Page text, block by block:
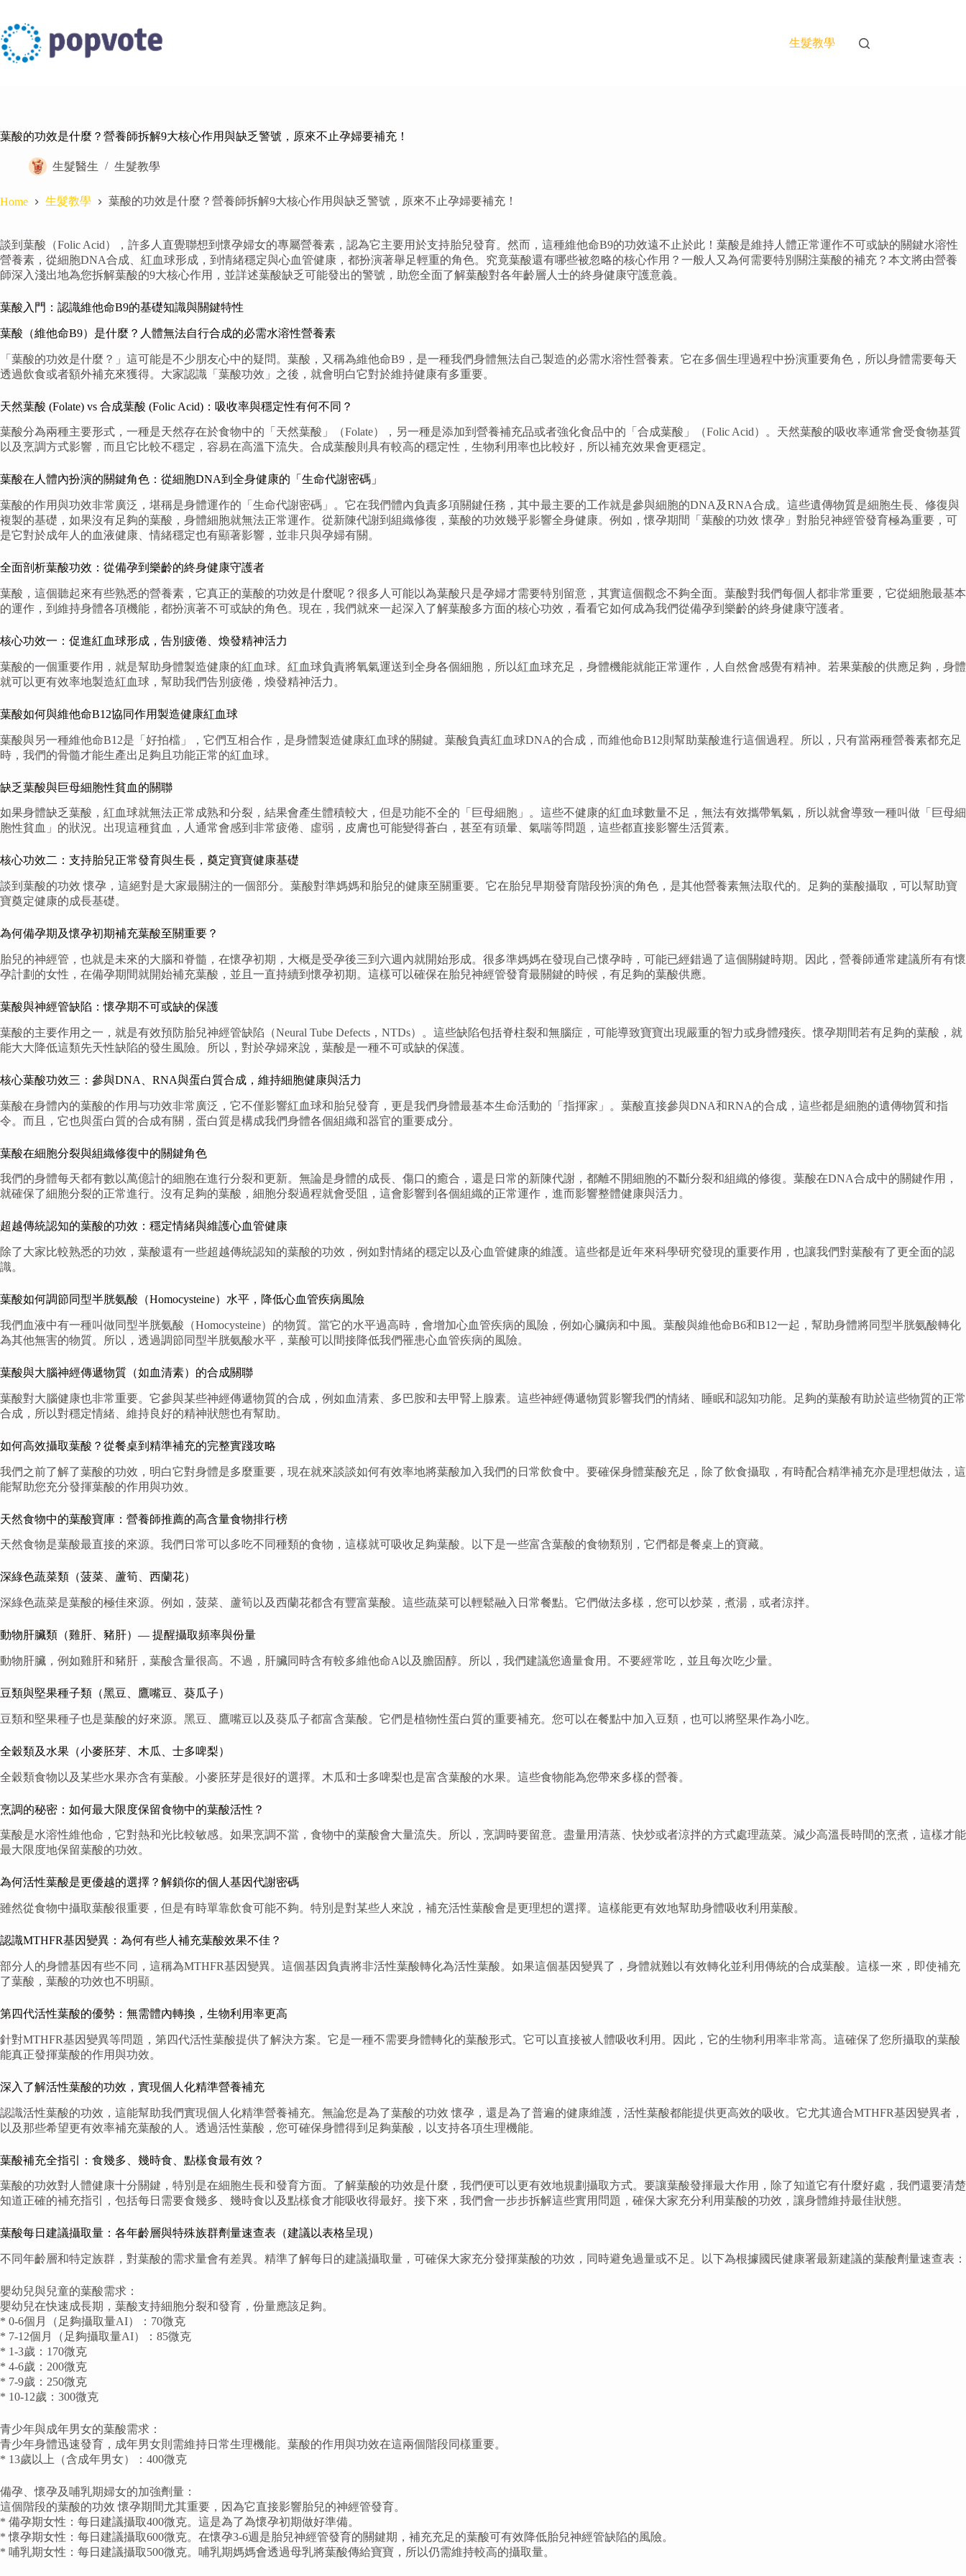
content
生髮教學
葉酸的功效是什麼？營養師拆解9大核心作用與缺乏警號，原來不止孕婦要補充！
生髮醫生 生髮教學
Home 生髮教學 葉酸的功效是什麼？營養師拆解9大核心作用與缺乏警號，原來不止孕婦要補充！
談到葉酸（Folic Acid），許多人直覺聯想到懷孕婦女的專屬營養素，認為它主要用於支持胎兒發育。然而，這種維他命B9的功效遠不止於此！葉酸是維持人體正常運作不可或缺的關鍵水溶性
營養素，從細胞DNA合成、紅血球形成，到情緒穩定與心血管健康，都扮演著舉足輕重的角色。究竟葉酸還有哪些被忽略的核心作用？一般人又為何需要特別關注葉酸的補充？本文將由營養
師深入淺出地為您拆解葉酸的9大核心作用，並詳述葉酸缺乏可能發出的警號，助您全面了解葉酸對各年齡層人士的終身健康守護意義。
葉酸入門：認識維他命B9的基礎知識與關鍵特性
葉酸（維他命B9）是什麼？人體無法自行合成的必需水溶性營養素
「葉酸的功效是什麼？」這可能是不少朋友心中的疑問。葉酸，又稱為維他命B9，是一種我們身體無法自己製造的必需水溶性營養素。它在多個生理過程中扮演重要角色，所以身體需要每天
透過飲食或者額外補充來獲得。大家認識「葉酸功效」之後，就會明白它對於維持健康有多重要。
天然葉酸 (Folate) vs 合成葉酸 (Folic Acid)：吸收率與穩定性有何不同？
葉酸分為兩種主要形式，一種是天然存在於食物中的「天然葉酸」（Folate），另一種是添加到營養補充品或者強化食品中的「合成葉酸」（Folic Acid）。天然葉酸的吸收率通常會受食物基質
以及烹調方式影響，而且它比較不穩定，容易在高溫下流失。合成葉酸則具有較高的穩定性，生物利用率也比較好，所以補充效果會更穩定。
葉酸在人體內扮演的關鍵角色：從細胞DNA到全身健康的「生命代謝密碼」
葉酸的作用與功效非常廣泛，堪稱是身體運作的「生命代謝密碼」。它在我們體內負責多項關鍵任務，其中最主要的工作就是參與細胞的DNA及RNA合成。這些遺傳物質是細胞生長、修復與
複製的基礎，如果沒有足夠的葉酸，身體細胞就無法正常運作。從新陳代謝到組織修復，葉酸的功效幾乎影響全身健康。例如，懷孕期間「葉酸的功效 懷孕」對胎兒神經管發育極為重要，可
是它對於成年人的血液健康、情緒穩定也有顯著影響，並非只與孕婦有關。
全面剖析葉酸功效：從備孕到樂齡的終身健康守護者
葉酸，這個聽起來有些熟悉的營養素，它真正的葉酸的功效是什麼呢？很多人可能以為葉酸只是孕婦才需要特別留意，其實這個觀念不夠全面。葉酸對我們每個人都非常重要，它從細胞最基本
的運作，到維持身體各項機能，都扮演著不可或缺的角色。現在，我們就來一起深入了解葉酸多方面的核心功效，看看它如何成為我們從備孕到樂齡的終身健康守護者。
核心功效一：促進紅血球形成，告別疲倦、煥發精神活力
葉酸的一個重要作用，就是幫助身體製造健康的紅血球。紅血球負責將氧氣運送到全身各個細胞，所以紅血球充足，身體機能就能正常運作，人自然會感覺有精神。若果葉酸的供應足夠，身體
就可以更有效率地製造紅血球，幫助我們告別疲倦，煥發精神活力。
葉酸如何與維他命B12協同作用製造健康紅血球
葉酸與另一種維他命B12是「好拍檔」，它們互相合作，是身體製造健康紅血球的關鍵。葉酸負責紅血球DNA的合成，而維他命B12則幫助葉酸進行這個過程。所以，只有當兩種營養素都充足
時，我們的骨髓才能生產出足夠且功能正常的紅血球。
缺乏葉酸與巨母細胞性貧血的關聯
如果身體缺乏葉酸，紅血球就無法正常成熟和分裂，結果會產生體積較大，但是功能不全的「巨母細胞」。這些不健康的紅血球數量不足，無法有效攜帶氧氣，所以就會導致一種叫做「巨母細
胞性貧血」的狀況。出現這種貧血，人通常會感到非常疲倦、虛弱，皮膚也可能變得蒼白，甚至有頭暈、氣喘等問題，這些都直接影響生活質素。
核心功效二：支持胎兒正常發育與生長，奠定寶寶健康基礎
談到葉酸的功效 懷孕，這絕對是大家最關注的一個部分。葉酸對準媽媽和胎兒的健康至關重要。它在胎兒早期發育階段扮演的角色，是其他營養素無法取代的。足夠的葉酸攝取，可以幫助寶
寶奠定健康的成長基礎。
為何備孕期及懷孕初期補充葉酸至關重要？
胎兒的神經管，也就是未來的大腦和脊髓，在懷孕初期，大概是受孕後三到六週內就開始形成。很多準媽媽在發現自己懷孕時，可能已經錯過了這個關鍵時期。因此，營養師通常建議所有有懷
孕計劃的女性，在備孕期間就開始補充葉酸，並且一直持續到懷孕初期。這樣可以確保在胎兒神經管發育最關鍵的時候，有足夠的葉酸供應。
葉酸與神經管缺陷：懷孕期不可或缺的保護
葉酸的主要作用之一，就是有效預防胎兒神經管缺陷（Neural Tube Defects，NTDs）。這些缺陷包括脊柱裂和無腦症，可能導致寶寶出現嚴重的智力或身體殘疾。懷孕期間若有足夠的葉酸，就
能大大降低這類先天性缺陷的發生風險。所以，對於孕婦來說，葉酸是一種不可或缺的保護。
核心葉酸功效三：參與DNA、RNA與蛋白質合成，維持細胞健康與活力
葉酸在身體內的葉酸的作用与功效非常廣泛，它不僅影響紅血球和胎兒發育，更是我們身體最基本生命活動的「指揮家」。葉酸直接參與DNA和RNA的合成，這些都是細胞的遺傳物質和指
令。而且，它也與蛋白質的合成有關，蛋白質是構成我們身體各個組織和器官的重要成分。
葉酸在細胞分裂與組織修復中的關鍵角色
我們的身體每天都有數以萬億計的細胞在進行分裂和更新。無論是身體的成長、傷口的癒合，還是日常的新陳代謝，都離不開細胞的不斷分裂和組織的修復。葉酸在DNA合成中的關鍵作用，
就確保了細胞分裂的正常進行。沒有足夠的葉酸，細胞分裂過程就會受阻，這會影響到各個組織的正常運作，進而影響整體健康與活力。
超越傳統認知的葉酸的功效：穩定情緒與維護心血管健康
除了大家比較熟悉的功效，葉酸還有一些超越傳統認知的葉酸的功效，例如對情緒的穩定以及心血管健康的維護。這些都是近年來科學研究發現的重要作用，也讓我們對葉酸有了更全面的認
識。
葉酸如何調節同型半胱氨酸（Homocysteine）水平，降低心血管疾病風險
我們血液中有一種叫做同型半胱氨酸（Homocysteine）的物質。當它的水平過高時，會增加心血管疾病的風險，例如心臟病和中風。葉酸與維他命B6和B12一起，幫助身體將同型半胱氨酸轉化
為其他無害的物質。所以，透過調節同型半胱氨酸水平，葉酸可以間接降低我們罹患心血管疾病的風險。
葉酸與大腦神經傳遞物質（如血清素）的合成關聯
葉酸對大腦健康也非常重要。它參與某些神經傳遞物質的合成，例如血清素、多巴胺和去甲腎上腺素。這些神經傳遞物質影響我們的情緒、睡眠和認知功能。足夠的葉酸有助於這些物質的正常
合成，所以對穩定情緒、維持良好的精神狀態也有幫助。
如何高效攝取葉酸？從餐桌到精準補充的完整實踐攻略
我們之前了解了葉酸的功效，明白它對身體是多麼重要，現在就來談談如何有效率地將葉酸加入我們的日常飲食中。要確保身體葉酸充足，除了飲食攝取，有時配合精準補充亦是理想做法，這
能幫助您充分發揮葉酸的作用與功效。
天然食物中的葉酸寶庫：營養師推薦的高含量食物排行榜
天然食物是葉酸最直接的來源。我們日常可以多吃不同種類的食物，這樣就可吸收足夠葉酸。以下是一些富含葉酸的食物類別，它們都是餐桌上的寶藏。
深綠色蔬菜類（菠菜、蘆筍、西蘭花）
深綠色蔬菜是葉酸的極佳來源。例如，菠菜、蘆筍以及西蘭花都含有豐富葉酸。這些蔬菜可以輕鬆融入日常餐點。它們做法多樣，您可以炒菜，煮湯，或者涼拌。
動物肝臟類（雞肝、豬肝）— 提醒攝取頻率與份量
動物肝臟，例如雞肝和豬肝，葉酸含量很高。不過，肝臟同時含有較多維他命A以及膽固醇。所以，我們建議您適量食用。不要經常吃，並且每次吃少量。
豆類與堅果種子類（黑豆、鷹嘴豆、葵瓜子）
豆類和堅果種子也是葉酸的好來源。黑豆、鷹嘴豆以及葵瓜子都富含葉酸。它們是植物性蛋白質的重要補充。您可以在餐點中加入豆類，也可以將堅果作為小吃。
全穀類及水果（小麥胚芽、木瓜、士多啤梨）
全穀類食物以及某些水果亦含有葉酸。小麥胚芽是很好的選擇。木瓜和士多啤梨也是富含葉酸的水果。這些食物能為您帶來多樣的營養。
烹調的秘密：如何最大限度保留食物中的葉酸活性？
葉酸是水溶性維他命，它對熱和光比較敏感。如果烹調不當，食物中的葉酸會大量流失。所以，烹調時要留意。盡量用清蒸、快炒或者涼拌的方式處理蔬菜。減少高溫長時間的烹煮，這樣才能
最大限度地保留葉酸的功效。
為何活性葉酸是更優越的選擇？解鎖你的個人基因代謝密碼
雖然從食物中攝取葉酸很重要，但是有時單靠飲食可能不夠。特別是對某些人來說，補充活性葉酸會是更理想的選擇。這樣能更有效地幫助身體吸收利用葉酸。
認識MTHFR基因變異：為何有些人補充葉酸效果不佳？
部分人的身體基因有些不同，這稱為MTHFR基因變異。這個基因負責將非活性葉酸轉化為活性葉酸。如果這個基因變異了，身體就難以有效轉化並利用傳統的合成葉酸。這樣一來，即使補充
了葉酸，葉酸的功效也不明顯。
第四代活性葉酸的優勢：無需體內轉換，生物利用率更高
針對MTHFR基因變異等問題，第四代活性葉酸提供了解決方案。它是一種不需要身體轉化的葉酸形式。它可以直接被人體吸收利用。因此，它的生物利用率非常高。這確保了您所攝取的葉酸
能真正發揮葉酸的作用與功效。
深入了解活性葉酸的功效，實現個人化精準營養補充
認識活性葉酸的功效，這能幫助我們實現個人化精準營養補充。無論您是為了葉酸的功效 懷孕，還是為了普遍的健康維護，活性葉酸都能提供更高效的吸收。它尤其適合MTHFR基因變異者，
以及那些希望更有效率補充葉酸的人。透過活性葉酸，您可確保身體得到足夠葉酸，以支持各項生理機能。
葉酸補充全指引：食幾多、幾時食、點樣食最有效？
葉酸的功效對人體健康十分關鍵，特別是在細胞生長和發育方面。了解葉酸的功效是什麼，我們便可以更有效地規劃攝取方式。要讓葉酸發揮最大作用，除了知道它有什麼好處，我們還要清楚
知道正確的補充指引，包括每日需要食幾多、幾時食以及點樣食才能吸收得最好。接下來，我們會一步步拆解這些實用問題，確保大家充分利用葉酸的功效，讓身體維持最佳狀態。
葉酸每日建議攝取量：各年齡層與特殊族群劑量速查表（建議以表格呈現）
不同年齡層和特定族群，對葉酸的需求量會有差異。精準了解每日的建議攝取量，可確保大家充分發揮葉酸的功效，同時避免過量或不足。以下為根據國民健康署最新建議的葉酸劑量速查表：
嬰幼兒與兒童的葉酸需求：
嬰幼兒在快速成長期，葉酸支持細胞分裂和發育，份量應該足夠。
* 0-6個月（足夠攝取量AI）：70微克
* 7-12個月（足夠攝取量AI）：85微克
* 1-3歲：170微克
* 4-6歲：200微克
* 7-9歲：250微克
* 10-12歲：300微克
青少年與成年男女的葉酸需求：
青少年身體迅速發育，成年男女則需維持日常生理機能。葉酸的作用與功效在這兩個階段同樣重要。
* 13歲以上（含成年男女）：400微克
備孕、懷孕及哺乳期婦女的加強劑量：
這個階段的葉酸的功效 懷孕期間尤其重要，因為它直接影響胎兒的神經管發育。
* 備孕期女性：每日建議攝取400微克。這是為了為懷孕初期做好準備。
* 懷孕期女性：每日建議攝取600微克。在懷孕3-6週是胎兒神經管發育的關鍵期，補充充足的葉酸可有效降低胎兒神經管缺陷的風險。
* 哺乳期女性：每日建議攝取500微克。哺乳期媽媽會透過母乳將葉酸傳給寶寶，所以仍需維持較高的攝取量。